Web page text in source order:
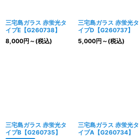
三宅島ガラス 赤蛍光タ
イプE【G260738】
8,000円 ～ (税込)
三宅島ガラス 赤蛍光タ
イプD【G260737】
5,000円 ～ (税込)
三宅島ガラス 赤蛍光タ
イプB【G260735】
三宅島ガラス 赤蛍光タ
イプA【G260734】